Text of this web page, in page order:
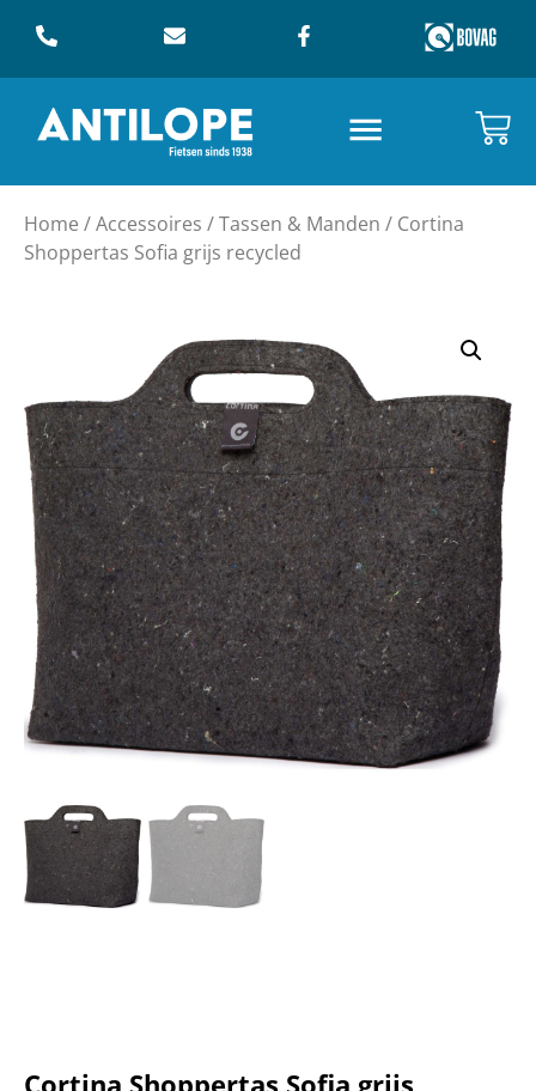
Home /Accessoires /Tassen & Manden / Cortina
Shoppertas Sofia grijs recycled